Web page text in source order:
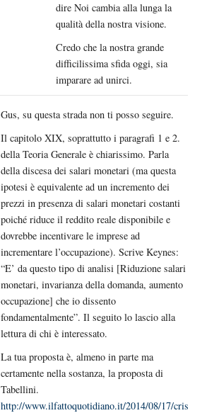
dire Noi cambia alla lunga la
qualità della nostra visione.
Credo che la nostra grande
difficilissima sfida oggi, sia
imparare ad unirci.
Gus, su questa strada non ti posso seguire.
Il capitolo XIX, soprattutto i paragrafi 1 e 2.
della Teoria Generale è chiarissimo. Parla
della discesa dei salari monetari (ma questa
ipotesi è equivalente ad un incremento dei
prezzi in presenza di salari monetari costanti
poiché riduce il reddito reale disponibile e
dovrebbe incentivare le imprese ad
incrementare l’occupazione). Scrive Keynes:
“E’ da questo tipo di analisi [Riduzione salari
monetari, invarianza della domanda, aumento
occupazione] che io dissento
fondamentalmente”. Il seguito lo lascio alla
lettura di chi è interessato.
La tua proposta è, almeno in parte ma
certamente nella sostanza, la proposta di
Tabellini.
http://www.ilfattoquotidiano.it/2014/08/17/crisi-